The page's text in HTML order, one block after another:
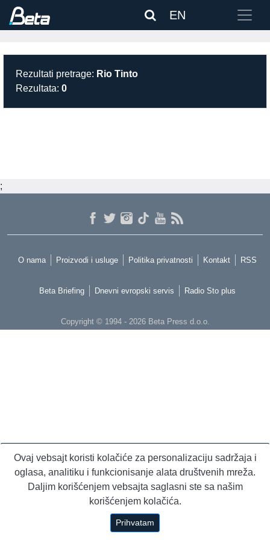
EN
Rezultati pretrage: Rio Tinto
Rezultata: 0
;
O nama Proizvodi i usluge Politika privatnosti Kontakt RSS
Beta Briefing Dnevni evropski servis Radio Sto plus
Copyright © 1994 - 2026 Beta Press d.o.o.
Ovaj vebsajt koristi kolačiće za personalizaciju sadržaja i
oglasa, analitiku i funkcionisanje alata društvenih mreža.
Daljim korišćenjem vebsajta saglasni ste sa našim
korišćenjem kolačića.
Prihvatam